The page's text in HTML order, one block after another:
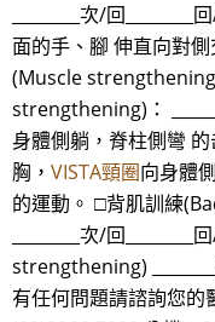
________次/回
面的手、腳 伸直向對
(Muscle
strengthening)：
身體側躺，脊柱側彎
胸， VISTA頸圈向身體
的運動。 □背肌訓練
________次/回
strengthening)
有任何問題請諮詢您的